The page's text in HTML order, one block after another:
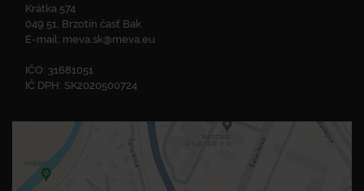
Krátka 574
049 51, Brzotín časť Bak
E-mail: meva.sk@meva.eu
IČO: 31681051
IČ DPH: SK2020500724